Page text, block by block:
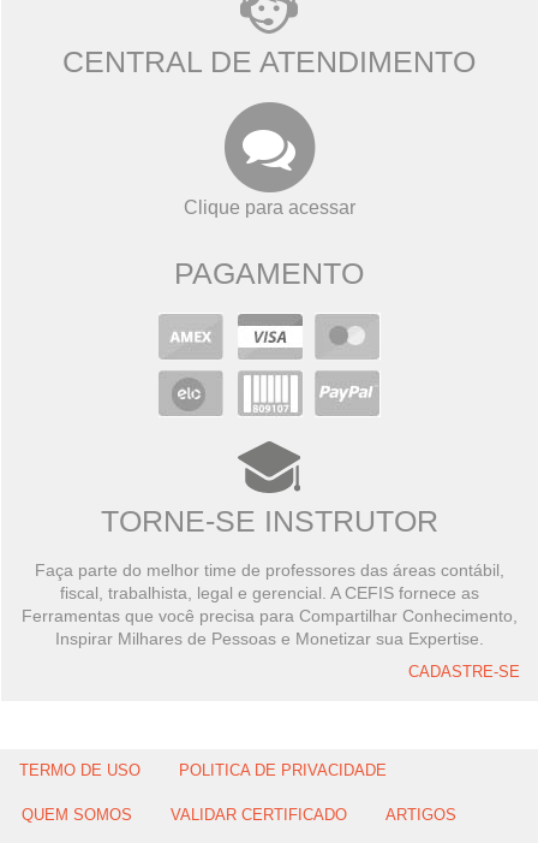
CENTRAL DE ATENDIMENTO
Clique para acessar
PAGAMENTO
TORNE-SE INSTRUTOR
Faça parte do melhor time de professores das áreas contábil,
fiscal, trabalhista, legal e gerencial. A CEFIS fornece as
Ferramentas que você precisa para Compartilhar Conhecimento,
Inspirar Milhares de Pessoas e Monetizar sua Expertise.
CADASTRE-SE
TERMO DE USO POLITICA DE PRIVACIDADE
QUEM SOMOS VALIDAR CERTIFICADO ARTIGOS